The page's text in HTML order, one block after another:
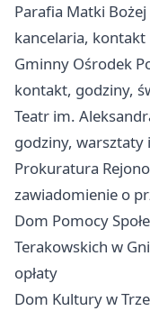
Parafia Matki Bożej
kancelaria, kontakt
Gminny Ośrodek
kontakt, godziny,
Teatr im.
godziny, warsztaty
Prokuratura
zawiadomienie o
Dom Pomocy
Terakowskich w
opłaty
Dom Kultury w